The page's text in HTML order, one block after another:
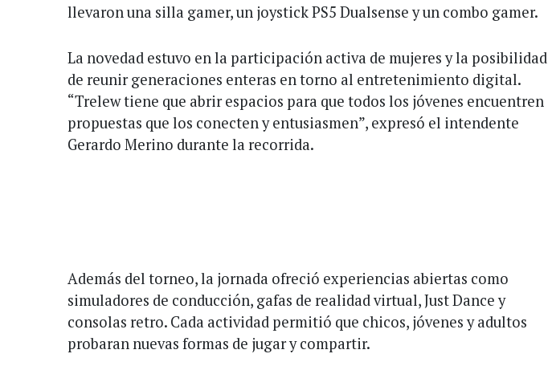
llevaron una silla gamer, un joystick PS5 Dualsense y un combo gamer.
La novedad estuvo en la participación activa de mujeres y la posibilidad
de reunir generaciones enteras en torno al entretenimiento digital.
“Trelew tiene que abrir espacios para que todos los jóvenes encuentren
propuestas que los conecten y entusiasmen”, expresó el intendente
Gerardo Merino durante la recorrida.
Además del torneo, la jornada ofreció experiencias abiertas como
simuladores de conducción, gafas de realidad virtual, Just Dance y
consolas retro. Cada actividad permitió que chicos, jóvenes y adultos
probaran nuevas formas de jugar y compartir.